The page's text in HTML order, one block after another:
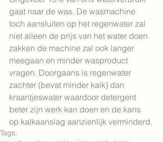
gaat naar de was. De wasmachine
toch aansluiten op het regenwater zal
niet alleen de prijs van het water doen
zakken de machine zal ook langer
meegaan en minder wasproduct
vragen. Doorgaans is regenwater
zachter (bevat minder kalk) dan
kraantjeswater waardoor detergent
beter zijn werk kan doen en de kans
op kalkaanslag aanzienlijk verminderd.
Tags: